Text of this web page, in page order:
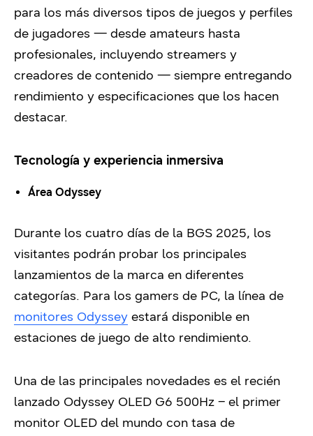
para los más diversos tipos de juegos y perfiles
de jugadores — desde amateurs hasta
profesionales, incluyendo streamers y
creadores de contenido — siempre entregando
rendimiento y especificaciones que los hacen
destacar.
Tecnología y experiencia inmersiva
Área Odyssey
Durante los cuatro días de la BGS 2025, los
visitantes podrán probar los principales
lanzamientos de la marca en diferentes
categorías. Para los gamers de PC, la línea de
monitores Odyssey estará disponible en
estaciones de juego de alto rendimiento.
Una de las principales novedades es el recién
lanzado Odyssey OLED G6 500Hz – el primer
monitor OLED del mundo con tasa de